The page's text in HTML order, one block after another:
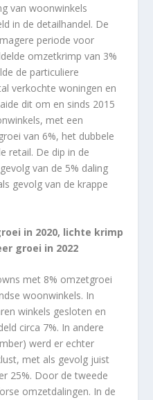
van woonwinkels
in de detailhandel. De
periode voor
omzetkrimp van 3%
de particuliere
verkochte woningen en
dit om en sinds 2015
met een
van 6%, het dubbele
retail. De dip in de
van de 5% daling
gevolg van de krappe
in 2020, lichte krimp
groei in 2022
met 8% omzetgroei
woonwinkels. In
winkels gesloten en
circa 7%. In andere
werd er echter
met als gevolg juist
25%. Door de tweede
omzetdalingen. In de